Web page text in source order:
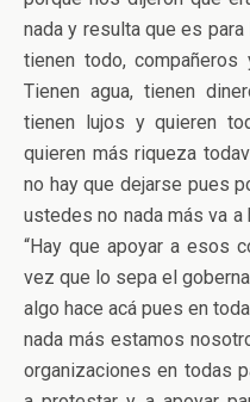
nada y resulta que es
tienen todo, compañeros
Tienen agua, tienen
tienen lujos y quieren
quieren más riqueza
no hay que dejarse pues
ustedes no nada más va
“Hay que apoyar a esos
vez que lo sepa el
algo hace acá pues en
nada más estamos
organizaciones en todas